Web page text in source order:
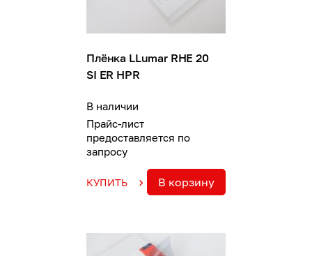
Плёнка LLumar RHE 20
SI ER HPR
В наличии
Прайс-лист
предоставляется по
запросу
КУПИТЬ В корзину